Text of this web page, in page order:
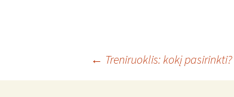
← Treniruoklis: kokį pasirinkti?